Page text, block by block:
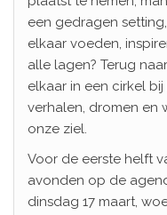
een gedragen
elkaar voeden,
alle lagen? Terug
elkaar in een cirkel
verhalen, dromen en
onze ziel.
Voor de eerste helft
avonden op de
dinsdag 17 maart,